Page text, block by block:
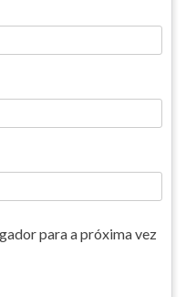
para a próxima vez